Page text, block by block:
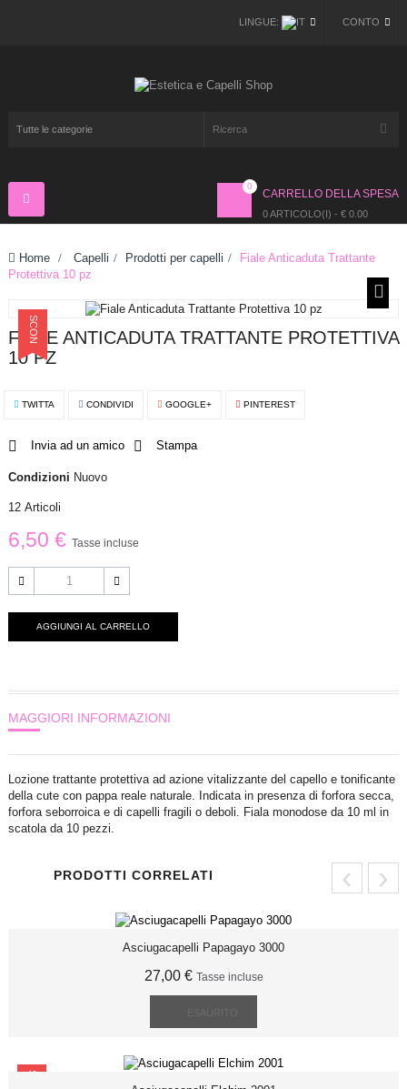
CONTO
LINGUE:
CARRELLO DELLA SPESA
0 ARTICOLO(I) - € 0.00
0
Navigazione
Toggle
Home > Capelli > Prodotti per capelli >
Fiale Anticaduta Trattante
Protettiva 10 pz
SCONTO
FIALE ANTICADUTA TRATTANTE PROTETTIVA
10 PZ
TWITTA CONDIVIDI GOOGLE+ PINTEREST
Invia ad un amico Stampa
Condizioni Nuovo
12 Articoli
6,50 € Tasse incluse
AGGIUNGI AL CARRELLO
MAGGIORI INFORMAZIONI
Lozione trattante protettiva ad azione vitalizzante del capello e tonificante
della cute con pappa reale naturale. Indicata in presenza di forfora secca,
forfora seborroica e di capelli fragili o deboli. Fiala monodose da 10 ml in
scatola da 10 pezzi.
PRODOTTI CORRELATI ‹ ›
Asciugacapelli Papagayo 3000
27,00 € Tasse incluse